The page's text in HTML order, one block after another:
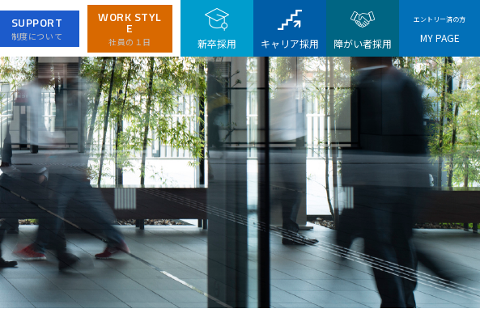
SUPPORT
制度について
WORK STYL
E
社員の１日 新卒採用 キャリア採用 障がい者採用
エントリー済の方
MY PAGE